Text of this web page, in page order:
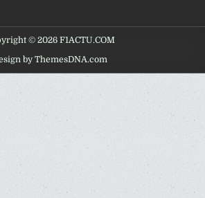
© 2026 F1ACTU.COM
by ThemesDNA.com